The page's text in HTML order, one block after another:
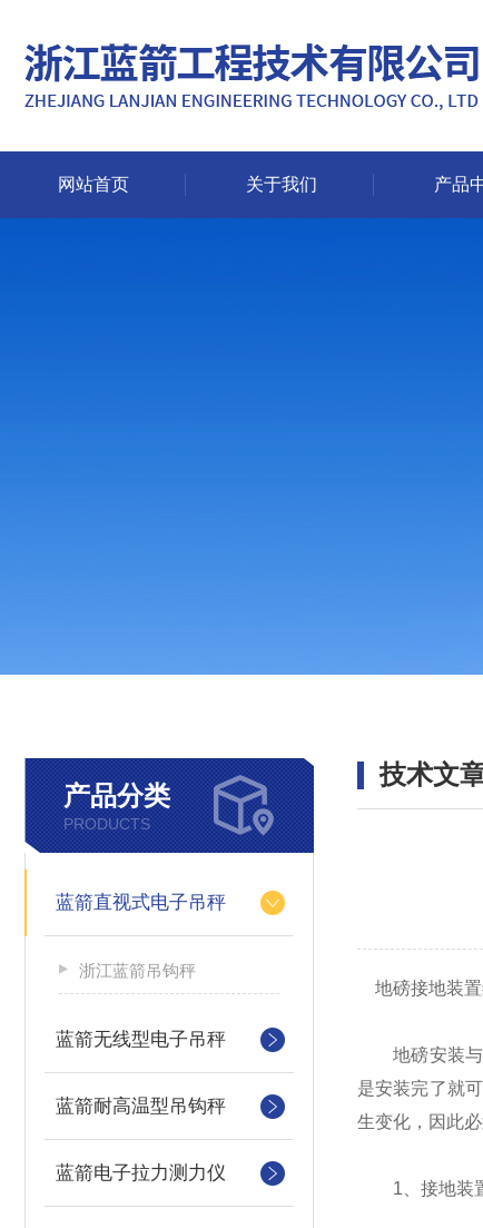
网站首页 关于我们 产品
产品分类
PRODUCTS
蓝箭直视式电子吊秤
浙江蓝箭吊钩秤
蓝箭无线型电子吊秤
蓝箭耐高温型吊钩秤
蓝箭电子拉力测力仪
技术文
地磅接地装
地磅安装与调
是安装完了就
生变化，因此
1、接地装置